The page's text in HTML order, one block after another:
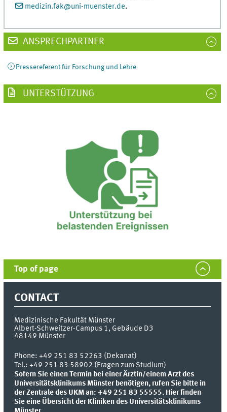
medizin.fak@uni-muenster.de.
ANSPRECHPARTNER
Pressereferent für Forschung und Lehre
UNTERSTÜTZUNG
Top of page
CONTACT
Medizinische Fakultät Münster
Albert-Schweitzer-Campus 1, Gebäude D3
48149 Münster
Phone:+49 251 83 52263 (Dekanat)
Tel.: +49 251 83 58902 (Fragen zum Studium)
Sofern Sie einen Termin bei einer Ärztin/einem Arzt des
Universitätsklinikums Münster benötigen, rufen Sie bitte in
der Zentrale des UKM an: +49 251 83 55555. Hier finden
Sie eine Übersicht der Kliniken des Universitätsklinikums